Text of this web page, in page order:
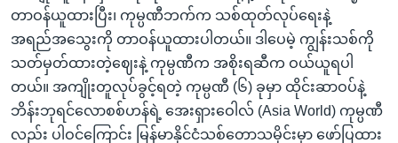
တာဝန်ယူထားပြီး၊ ကုမ္ပဏီဘက်က သစ်ထုတ်လုပ်ရေးနဲ့
အရည်အသွေးကို တာဝန်ယူထားပါတယ်။ ဒါပေမဲ့ ကျွန်းသစ်ကို
သတ်မှတ်ထားတဲ့ဈေးနဲ့ ကုမ္ပဏီက အစိုးရဆီက ဝယ်ယူရပါ
တယ်။ အကျိုးတူလုပ်ခွင့်ရတဲ့ ကုမ္ပဏီ (၆) ခုမှာ ထိုင်းဆာဝပ်နဲ့
ဘိန်းဘုရင်လောစစ်ဟန်ရဲ့ အေးရှားဝေါလ် (Asia World) ကုမ္ပဏီ
လည်း ပါဝင်ကြောင်း မြန်မာနိုင်ငံသစ်တောသမိုင်းမှာ ဖော်ပြထား